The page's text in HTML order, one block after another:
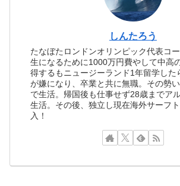
しんたろう
たなぼたロンドンオリンピック代表コ
生になるために1000万円費やして中高
得するもニュージーランド1年留学した
が嫌になり、卒業と共に無職。その勢
で生活。帰国後も仕事せず28歳までア
生活。その後、独立し現在海外サーフ
入！